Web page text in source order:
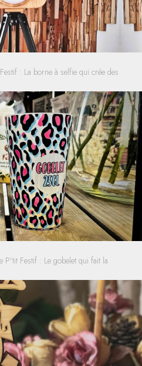
: La borne à selfie qui crée des
P'tit Festif : Le gobelet qui fait la